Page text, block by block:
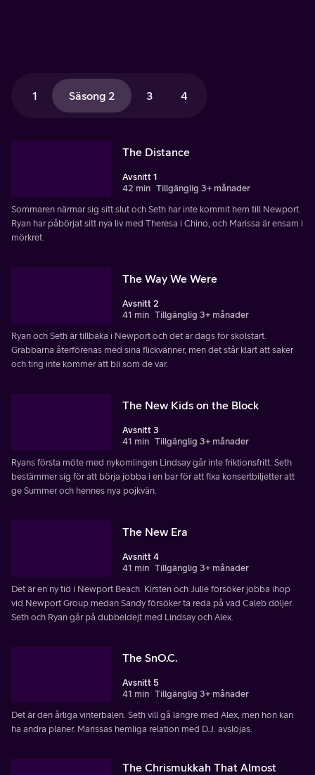
1 Säsong 2 3 4
The Distance
Avsnitt 1
42 min Tillgänglig 3+ månader
Sommaren närmar sig sitt slut och Seth har inte kommit hem till Newport.
Ryan har påbörjat sitt nya liv med Theresa i Chino, och Marissa är ensam i
mörkret.
The Way We Were
Avsnitt 2
41 min Tillgänglig 3+ månader
Ryan och Seth är tillbaka i Newport och det är dags för skolstart.
Grabbarna återförenas med sina flickvänner, men det står klart att saker
och ting inte kommer att bli som de var.
The New Kids on the Block
Avsnitt 3
41 min Tillgänglig 3+ månader
Ryans första möte med nykomlingen Lindsay går inte friktionsfritt. Seth
bestämmer sig för att börja jobba i en bar för att fixa konsertbiljetter att
ge Summer och hennes nya pojkvän.
The New Era
Avsnitt 4
41 min Tillgänglig 3+ månader
Det är en ny tid i Newport Beach. Kirsten och Julie försöker jobba ihop
vid Newport Group medan Sandy försöker ta reda på vad Caleb döljer.
Seth och Ryan går på dubbeldejt med Lindsay och Alex.
The SnO.C.
Avsnitt 5
41 min Tillgänglig 3+ månader
Det är den årliga vinterbalen. Seth vill gå längre med Alex, men hon kan
ha andra planer. Marissas hemliga relation med D.J. avslöjas.
The Chrismukkah That Almost